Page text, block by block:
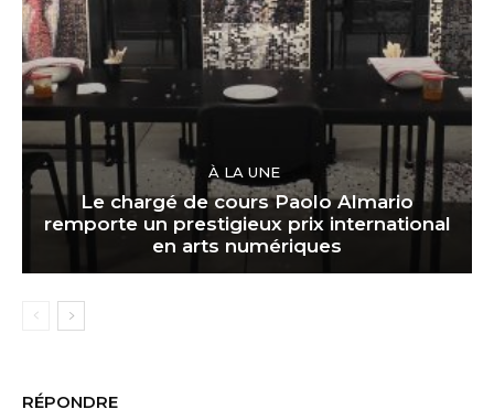
À LA UNE
Le chargé de cours Paolo Almario
remporte un prestigieux prix international
en arts numériques
RÉPONDRE